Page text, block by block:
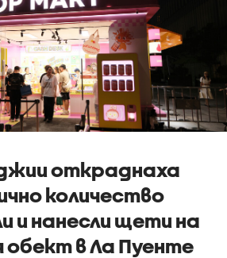
откраднаха
количество
и нанесли щети на
обект в Ла Пуенте